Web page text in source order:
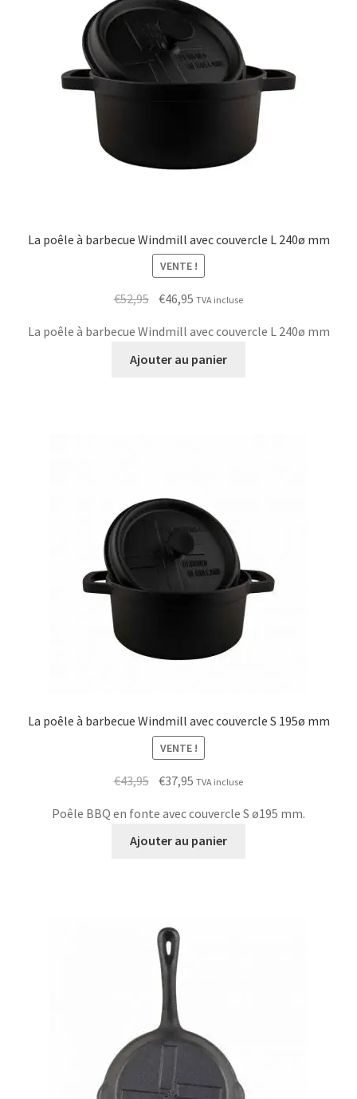
La poêle à barbecue Windmill avec couvercle L 240ø mm
VENTE !
€52,95 Le
initial
était :
€46,95 Le
actuel
est :
TVA incluse
La poêle à barbecue Windmill avec couvercle L 240ø mm
Ajouter au panier
La poêle à barbecue Windmill avec couvercle S 195ø mm
VENTE !
€43,95 Le
initial
était :
€37,95 Le
actuel
est :
TVA incluse
Poêle BBQ en fonte avec couvercle S ø195 mm.
Ajouter au panier